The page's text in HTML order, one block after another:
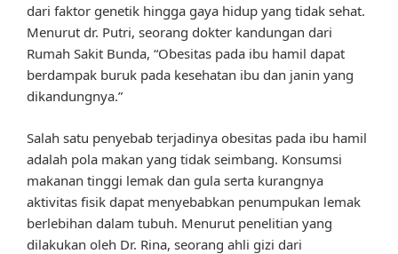
dari faktor genetik hingga gaya hidup yang tidak sehat.
Menurut dr. Putri, seorang dokter kandungan dari
Rumah Sakit Bunda, “Obesitas pada ibu hamil dapat
berdampak buruk pada kesehatan ibu dan janin yang
dikandungnya.”
Salah satu penyebab terjadinya obesitas pada ibu hamil
adalah pola makan yang tidak seimbang. Konsumsi
makanan tinggi lemak dan gula serta kurangnya
aktivitas fisik dapat menyebabkan penumpukan lemak
berlebihan dalam tubuh. Menurut penelitian yang
dilakukan oleh Dr. Rina, seorang ahli gizi dari